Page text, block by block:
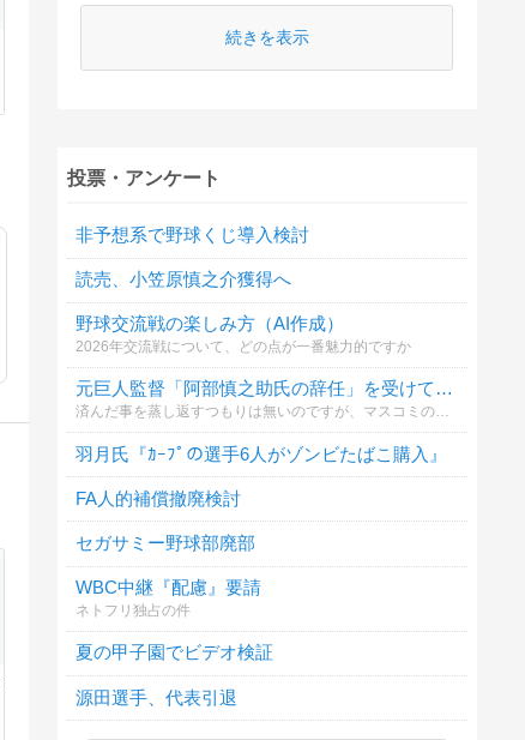
続きを表示
投票・アンケート
非予想系で野球くじ導入検討
読売、小笠原慎之介獲得へ
野球交流戦の楽しみ方（AI作成）
2026年交流戦について、どの点が一番魅力的ですか
元巨人監督「阿部慎之助氏の辞任」を受けてどう思われますか？
済んだ事を蒸し返すつもりは無いのですが、マスコミの報道や球団の対応に個人的には納得していない部分があって、皆さんのお声を伺いたいと思います。
羽月氏『ｶｰﾌﾟの選手6人がゾンビたばこ購入』
FA人的補償撤廃検討
セガサミー野球部廃部
WBC中継『配慮』要請
ネトフリ独占の件
夏の甲子園でビデオ検証
源田選手、代表引退